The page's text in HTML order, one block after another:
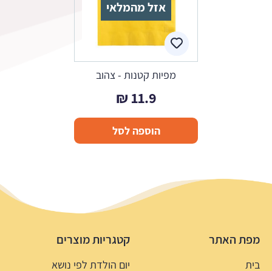
אזל מהמלאי
מפיות קטנות - צהוב
11.9
₪
הוספה לסל
מפת האתר
בית
קטגריות מוצרים
יום הולדת לפי נושא